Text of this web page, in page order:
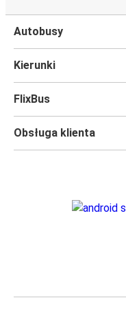
Autobusy
Kierunki
FlixBus
Obsługa klienta